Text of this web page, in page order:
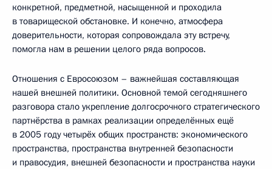
конкретной, предметной, насыщенной и проходила
в товарищеской обстановке. И конечно, атмосфера
доверительности, которая сопровождала эту встречу,
помогла нам в решении целого ряда вопросов.
Отношения с Евросоюзом – важнейшая составляющая
нашей внешней политики. Основной темой сегодняшнего
разговора стало укрепление долгосрочного стратегического
партнёрства в рамках реализации определённых ещё
в 2005 году четырёх общих пространств: экономического
пространства, пространства внутренней безопасности
и правосудия, внешней безопасности и пространства науки